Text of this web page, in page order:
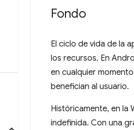
Fondo
El ciclo de vida de la
los recursos. En
en cualquier
benefician al usuario.
Históricamente, en la
indefinida. Con una